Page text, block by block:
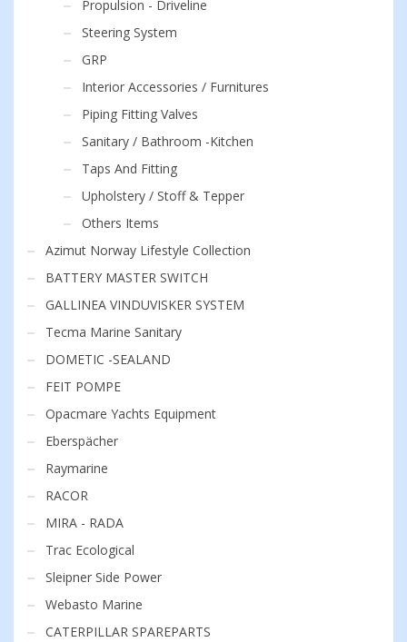
Propulsion - Driveline
Steering System
GRP
Interior Accessories / Furnitures
Piping Fitting Valves
Sanitary / Bathroom -Kitchen
Taps And Fitting
Upholstery / Stoff & Tepper
Others Items
Azimut Norway Lifestyle Collection
BATTERY MASTER SWITCH
GALLINEA VINDUVISKER SYSTEM
Tecma Marine Sanitary
DOMETIC -SEALAND
FEIT POMPE
Opacmare Yachts Equipment
Eberspächer
Raymarine
RACOR
MIRA - RADA
Trac Ecological
Sleipner Side Power
Webasto Marine
CATERPILLAR SPAREPARTS